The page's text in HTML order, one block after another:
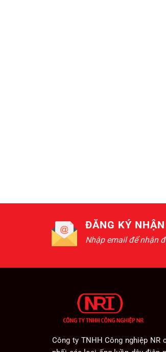
ĐĂNG KÝ
Nhập email để nhận
Công ty TNHH Công nghiệp NR